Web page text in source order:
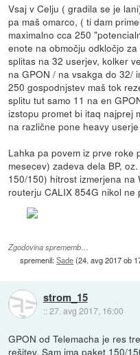
Vsaj v Celju ( gradila se je
pa maš omarco, ( ti dam
maximalno cca 250
enote na območju odkločjo
splitas na 32 userjev, kolker
na GPON / na vsakga do 32/
250 gospodnjstev maš tok
splitu tut samo 11 na en
izstopu promet bi itaq najprej
na različne pone heavy
Lahka pa povem iz prve roke
mesecev) zadeva dela BP,
150/150) hitrost izmerjena na
routerju CALIX 854G nikol
Zgodovina sprememb…
spremenil:Sade(24. avg 2017 ob
strom_15
::27. avg 2017, 16:00
GPON od Telemacha je res
rešitev. Sam ima paket 150/